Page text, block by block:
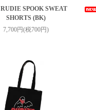
RUDIE SPOOK SWEAT
SHORTS (BK)
7,700円(税700円)